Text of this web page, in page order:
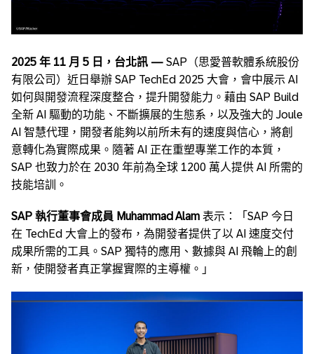
2025 年 11 月 5 日 ， 台北訊 — SAP（思愛普軟體系統股份
有限公司）近日舉辦 SAP TechEd 2025 大會，會中展示 AI
如何與開發流程深度整合，提升開發能力。藉由 SAP Build
全新 AI 驅動的功能、不斷擴展的生態系，以及強大的 Joule
AI 智慧代理，開發者能夠以前所未有的速度與信心，將創
意轉化為實際成果。隨著 AI 正在重塑專業工作的本質，
SAP 也致力於在 2030 年前為全球 1200 萬人提供 AI 所需的
技能培訓。
SAP 執行董事會成員 Muhammad Alam 表示：「SAP 今日
在 TechEd 大會上的發布，為開發者提供了以 AI 速度交付
成果所需的工具。SAP 獨特的應用、數據與 AI 飛輪上的創
新，使開發者真正掌握實際的主導權。」